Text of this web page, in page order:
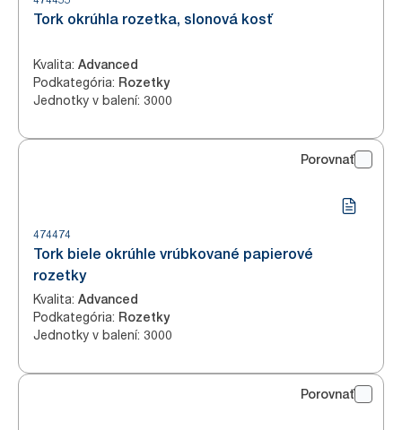
Tork okrúhla rozetka, slonová kosť
Kvalita: Advanced
Podkategória: Rozetky
Jednotky v balení: 3000
Porovnať
474474
Tork biele okrúhle vrúbkované papierové
rozetky
Kvalita: Advanced
Podkategória: Rozetky
Jednotky v balení: 3000
Porovnať